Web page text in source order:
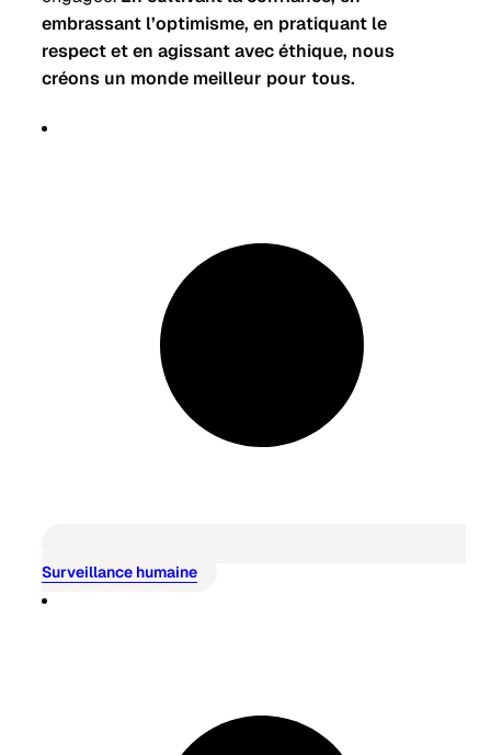
embrassant l’optimisme, en pratiquant le
respect et en agissant avec éthique, nous
créons un monde meilleur pour tous.
Surveillance humaine